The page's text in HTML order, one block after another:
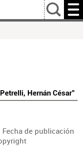
…
Hernán César"
Fecha de publicación